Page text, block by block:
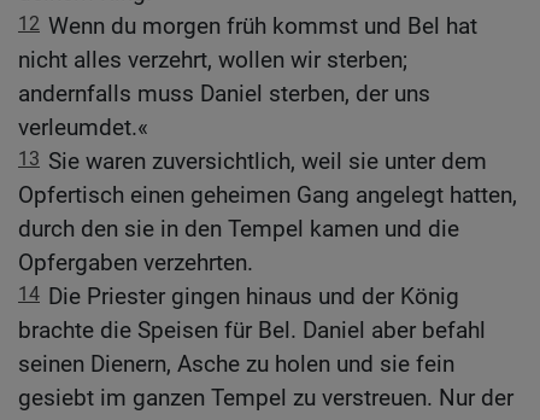
12 Wenn du morgen früh kommst und Bel hat
nicht alles verzehrt, wollen wir sterben;
andernfalls muss Daniel sterben, der uns
verleumdet.«
13 Sie waren zuversichtlich, weil sie unter dem
Opfertisch einen geheimen Gang angelegt hatten,
durch den sie in den Tempel kamen und die
Opfergaben verzehrten.
14 Die Priester gingen hinaus und der König
brachte die Speisen für Bel. Daniel aber befahl
seinen Dienern, Asche zu holen und sie fein
gesiebt im ganzen Tempel zu verstreuen. Nur der